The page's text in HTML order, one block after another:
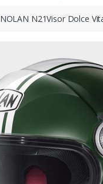
NOLAN N21Visor Dolce